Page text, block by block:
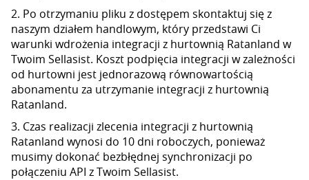
2. Po otrzymaniu pliku z dostępem skontaktuj się z
naszym działem handlowym, który przedstawi Ci
warunki wdrożenia integracji z hurtownią Ratanland w
Twoim Sellasist. Koszt podpięcia integracji w zależności
od hurtowni jest jednorazową równowartością
abonamentu za utrzymanie integracji z hurtownią
Ratanland.
3. Czas realizacji zlecenia integracji z hurtownią
Ratanland wynosi do 10 dni roboczych, ponieważ
musimy dokonać bezbłędnej synchronizacji po
połączeniu API z Twoim Sellasist.